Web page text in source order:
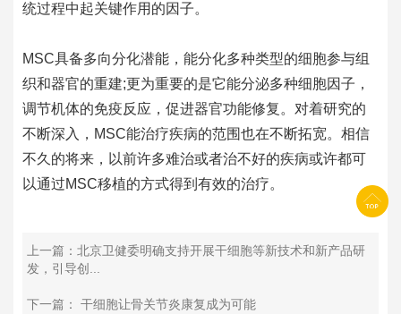
统过程中起关键作用的因子。
MSC具备多向分化潜能，能分化多种类型的细胞参与组
织和器官的重建;更为重要的是它能分泌多种细胞因子，
调节机体的免疫反应，促进器官功能修复。对着研究的
不断深入，MSC能治疗疾病的范围也在不断拓宽。相信
不久的将来，以前许多难治或者治不好的疾病或许都可
以通过MSC移植的方式得到有效的治疗。
上一篇：北京卫健委明确支持开展干细胞等新技术和新产品研
发，引导创...
下一篇： 干细胞让骨关节炎康复成为可能